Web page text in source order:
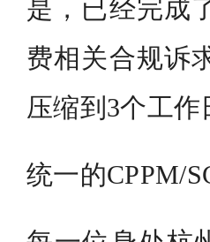
是，已经完成
费相关合规诉
压缩到3个工
统一的CPPM/